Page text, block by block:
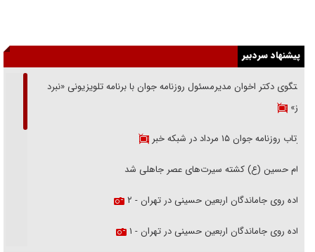
پیشنهاد سردبیر
گفتگوی دکتر اخوان مدیرمسئول روزنامه جوان با برنامه تلویزیونی «نبرد
هرمز»
بازتاب روزنامه جوان ۱۵ مرداد در شبکه خبر
امام حسین (ع) کشته سیرت‌های عصر جاهلی شد
پیاده روی جاماندگان اربعین حسینی در تهران - ۲
پیاده روی جاماندگان اربعین حسینی در تهران - ۱